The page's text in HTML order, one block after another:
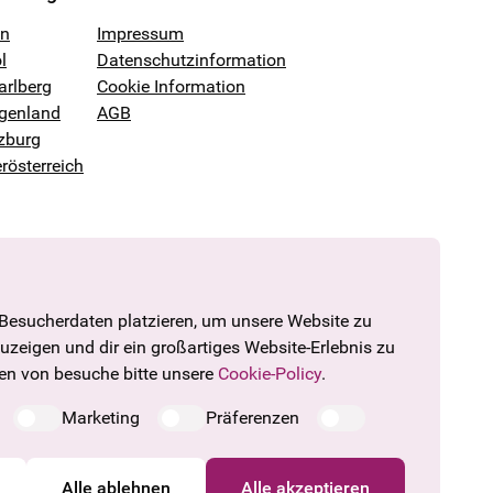
Impressum
Datenschutzinformation
Cookie Information
AGB
platzieren, um unsere Website zu
und dir ein großartiges Website-Erlebnis zu
von besuche bitte unsere Cookie-Policy.
Marketing Präferenzen
Alle ablehnen Alle akzeptieren